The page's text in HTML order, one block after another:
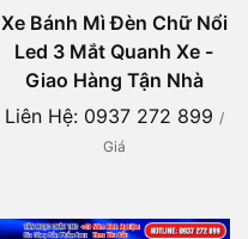
Xe Bánh Mì Đèn Chữ Nổi
Led 3 Mắt Quanh Xe -
Giao Hàng Tận Nhà
Liên Hệ: 0937 272 899 /
Giá